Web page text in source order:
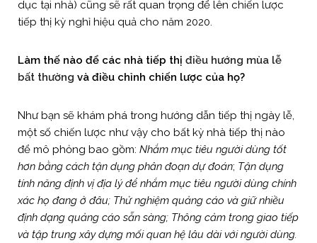
dục tại nhà) cũng sẽ rất quan trọng để lên chiến lược
tiếp thị kỳ nghỉ hiệu quả cho năm 2020.
Làm thế nào để các nhà tiếp thị điều hướng mùa lễ
bất thường và điều chỉnh chiến lược của họ?
Như bạn sẽ khám phá trong hướng dẫn tiếp thị ngày lễ,
một số chiến lược như vậy cho bất kỳ nhà tiếp thị nào
để mô phỏng bao gồm: Nhắm mục tiêu người dùng tốt
hơn bằng cách tận dụng phân đoạn dự đoán; Tận dụng
tính năng định vị địa lý để nhắm mục tiêu người dùng chính
xác họ đang ở đâu; Thử nghiệm quảng cáo và giữ nhiều
định dạng quảng cáo sẵn sàng; Thông cảm trong giao tiếp
và tập trung xây dựng mối quan hệ lâu dài với người dùng.